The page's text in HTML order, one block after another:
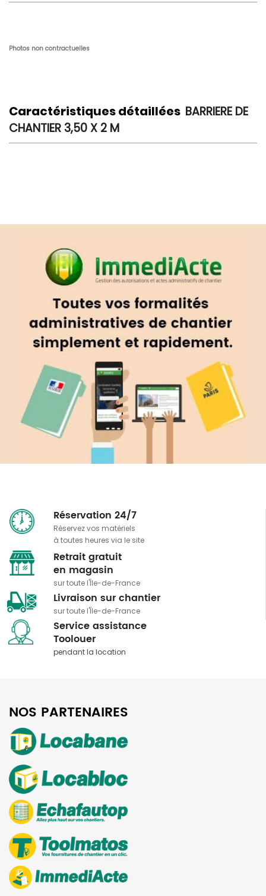
Photos non contractuelles
Caractéristiques détaillées BARRIERE DE
CHANTIER 3,50 X 2 M
Réservation 24/7
Réservez vos matériels
à toutes heures via le site
Retrait gratuit
​​​​​​​en magasin
sur toute l'Île-de-France
Livraison sur chantier
sur toute l'Île-de-France
Service assistance
​​​​​​​Toolouer
pendant la location
NOS PARTENAIRES